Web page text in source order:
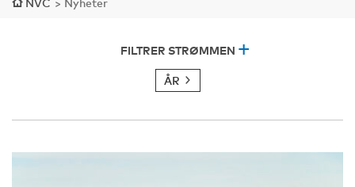
NVC > Nyheter
FILTRER STRØMMEN
ÅR